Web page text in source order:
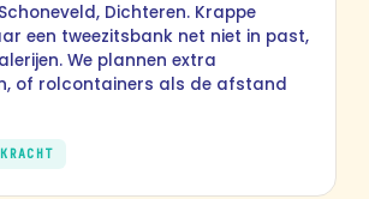
Dichteren. Krappe
een tweezitsbank net niet in past,
We plannen extra
of rolcontainers als de afstand